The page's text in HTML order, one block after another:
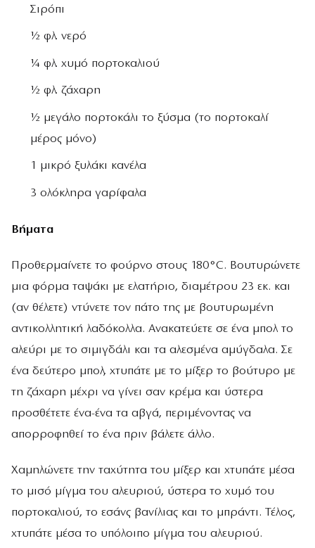
Σιρόπι
½ φλ. νερό
¼ φλ. χυμό πορτοκαλιού
½ φλ. ζάχαρη
½ μεγάλο πορτοκάλι το ξύσμα (το πορτοκαλί
μέρος μόνο)
1 μικρό ξυλάκι κανέλα
3 ολόκληρα γαρίφαλα
Βήματα
Προθερμαίνετε το φούρνο στους 180°C. Βουτυρώνετε
μια φόρμα ταψάκι με ελατήριο, διαμέτρου 23 εκ. και
(αν θέλετε) ντύνετε τον πάτο της με βουτυρωμένη
αντικολλητική λαδόκολλα. Ανακατεύετε σε ένα μπολ το
αλεύρι με το σιμιγδάλι και τα αλεσμένα αμύγδαλα. Σε
ένα δεύτερο μπολ, χτυπάτε με το μίξερ το βούτυρο με
τη ζάχαρη μέχρι να γίνει σαν κρέμα και ύστερα
προσθέτετε ένα-ένα τα αβγά, περιμένοντας να
απορροφηθεί το ένα πριν βάλετε άλλο.
Χαμηλώνετε την ταχύτητα του μίξερ και χτυπάτε μέσα
το μισό μίγμα του αλευριού, ύστερα το χυμό του
πορτοκαλιού, το εσάνς βανίλιας και το μπράντι. Τέλος,
χτυπάτε μέσα το υπόλοιπο μίγμα του αλευριού.